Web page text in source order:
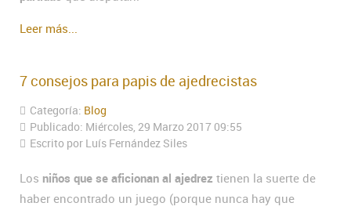
Leer más...
7 consejos para papis de ajedrecistas
Categoría: Blog
Publicado: Miércoles, 29 Marzo 2017 09:55
Escrito por Luís Fernández Siles
Los niños que se aficionan al ajedrez tienen la suerte de
haber encontrado un juego (porque nunca hay que